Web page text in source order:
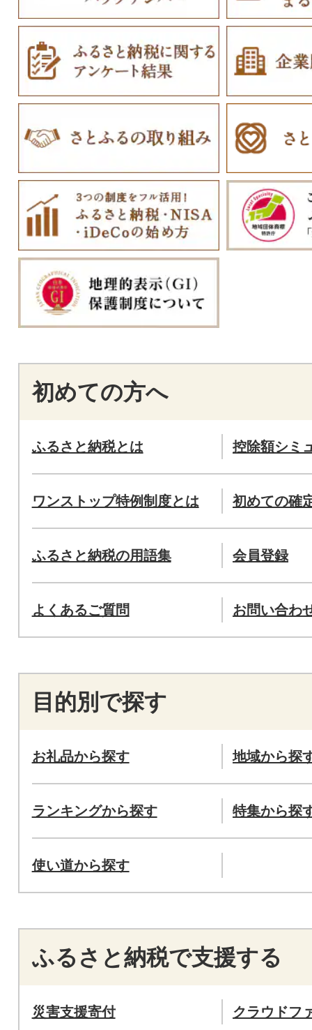
初めての方へ
ふるさと納税とは 控除額シミ
ワンストップ特例制度とは 初めての確
ふるさと納税の用語集 会員登録
よくあるご質問 お問い合わ
目的別で探す
お礼品から探す 地域から探
ランキングから探す 特集から探
使い道から探す
ふるさと納税で支援する
災害支援寄付 クラウドフ